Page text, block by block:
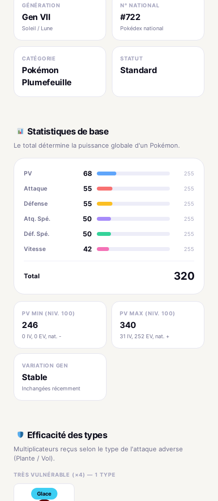
GÉNÉRATION
Gen VII
Soleil / Lune
N° NATIONAL
#722
Pokédex national
CATÉGORIE
Pokémon
Plumefeuille
STATUT
Standard
Statistiques de base
Le total détermine la puissance globale d'un Pokémon.
PV 68 255
Attaque 55 255
Défense 55 255
Atq. Spé. 50 255
Déf. Spé. 50 255
Vitesse 42 255
Total 320
PV MIN (NIV. 100)
246
0 IV, 0 EV, nat. -
PV MAX (NIV. 100)
340
31 IV, 252 EV, nat. +
VARIATION GEN
Stable
Inchangées récemment
Efficacité des types
Multiplicateurs reçus selon le type de l'attaque adverse
(Plante / Vol).
TRÈS VULNÉRABLE (×4) — 1 TYPE
Glace